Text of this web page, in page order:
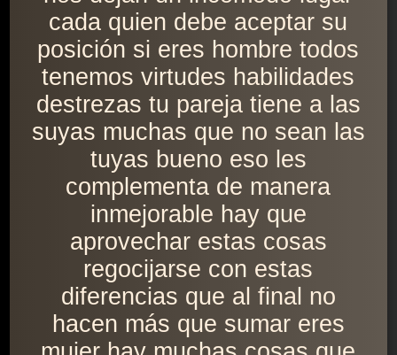
cada quien debe aceptar su
posición si eres hombre todos
tenemos virtudes habilidades
destrezas tu pareja tiene a las
suyas muchas que no sean las
tuyas bueno eso les
complementa de manera
inmejorable hay que
aprovechar estas cosas
regocijarse con estas
diferencias que al final no
hacen más que sumar eres